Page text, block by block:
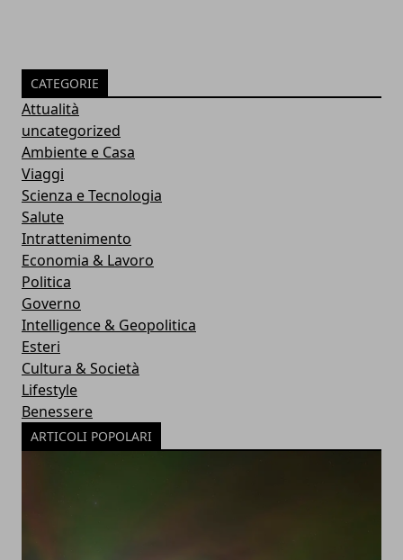
CATEGORIE
Attualità
uncategorized
Ambiente e Casa
Viaggi
Scienza e Tecnologia
Salute
Intrattenimento
Economia & Lavoro
Politica
Governo
Intelligence & Geopolitica
Esteri
Cultura & Società
Lifestyle
Benessere
ARTICOLI POPOLARI